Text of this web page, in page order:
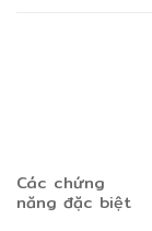
Các chứng
năng đặc biệt